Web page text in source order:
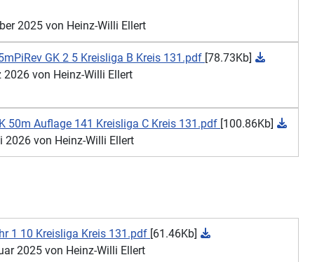
2025 von Heinz-Willi Ellert
GK 2 5 Kreisliga B Kreis 131.pdf [78.73Kb]
von Heinz-Willi Ellert
50m Auflage 141 Kreisliga C Kreis 131.pdf [100.86Kb]
von Heinz-Willi Ellert
1 10 Kreisliga Kreis 131.pdf [61.46Kb]
2025 von Heinz-Willi Ellert